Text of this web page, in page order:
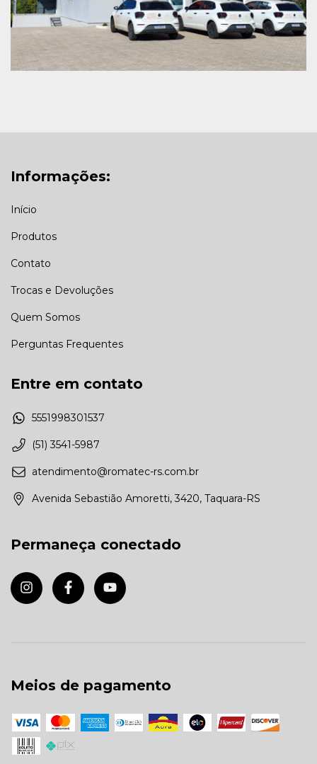
Informações:
Início
Produtos
Contato
Trocas e Devoluções
Quem Somos
Perguntas Frequentes
Entre em contato
5551998301537
(51) 3541-5987
atendimento@romatec-rs.com.br
Avenida Sebastião Amoretti, 3420, Taquara-RS
Permaneça conectado
Meios de pagamento